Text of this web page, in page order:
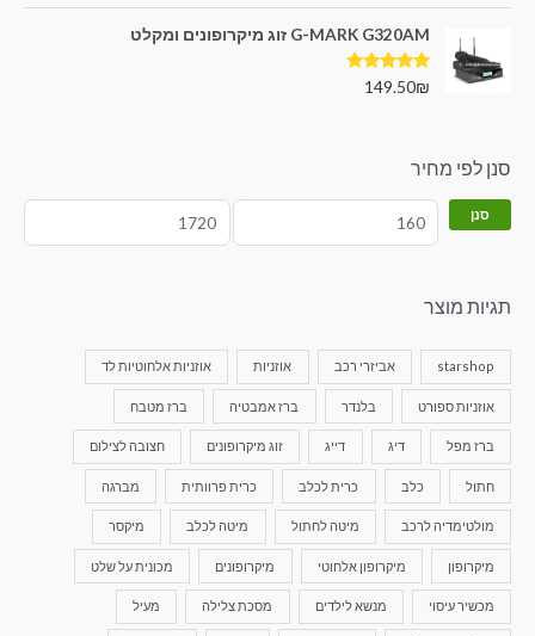
G-MARK G320AM זוג מיקרופונים ומקלט
דורג 5.00
149.50₪
סנן לפי מחיר
סנן
תגיות מוצר
starshop אביזרי רכב אוזניות אוזניות אלחוטיות לד
אוזניות ספורט בלנדר ברז אמבטיה ברז מטבח
ברז מפל דיג דייג זוג מיקרופונים חצובה לצילום
חתול כלב כרית לכלב כרית פרוותית מברגה
מולטימדיה לרכב מיטה לחתול מיטה לכלב מיקסר
מיקרופון מיקרופון אלחוטי מיקרופונים מכונית על שלט
מכשיר עיסוי מנשא לילדים מסכת צלילה מעיל